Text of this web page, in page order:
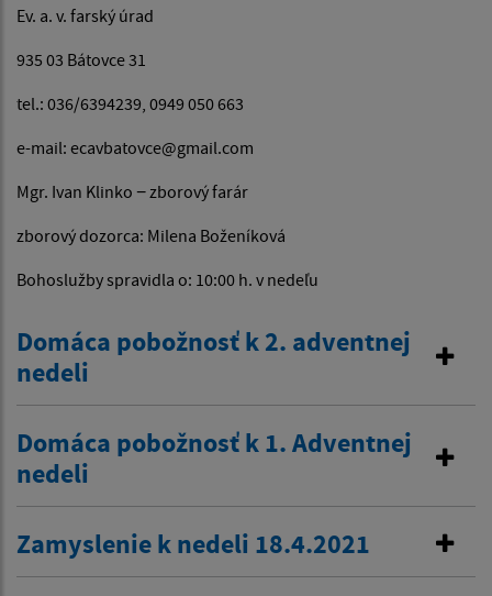
Ev. a. v. farský úrad
935 03 Bátovce 31
tel.: 036/6394239, 0949 050 663
e-mail: ecavbatovce@gmail.com
Mgr. Ivan Klinko − zborový farár
zborový dozorca: Milena Boženíková
Bohoslužby spravidla o: 10:00 h. v nedeľu
Domáca pobožnosť k 2. adventnej
nedeli
Domáca pobožnosť k 1. Adventnej
nedeli
Zamyslenie k nedeli 18.4.2021